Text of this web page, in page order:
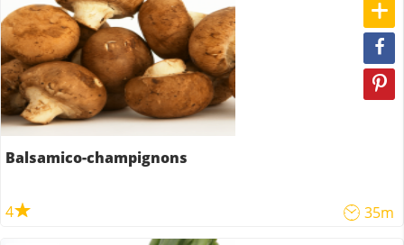
Balsamico-champignons
4 35m